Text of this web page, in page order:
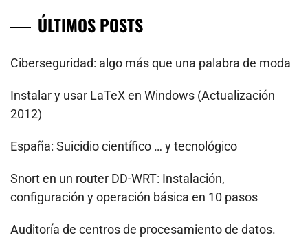
ÚLTIMOS POSTS
Ciberseguridad: algo más que una palabra de moda
Instalar y usar LaTeX en Windows (Actualización
2012)
España: Suicidio científico … y tecnológico
Snort en un router DD-WRT: Instalación,
configuración y operación básica en 10 pasos
Auditoría de centros de procesamiento de datos.